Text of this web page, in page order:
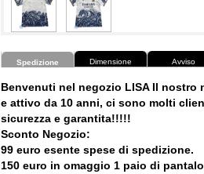
Spedizione Dimensione Avviso
Benvenuti nel negozio LISA Il nostro
e attivo da 10 anni, ci sono molti
sicurezza e garantita!!!!!
Sconto Negozio:
99 euro esente spese di spedizione.
150 euro in omaggio 1 paio di